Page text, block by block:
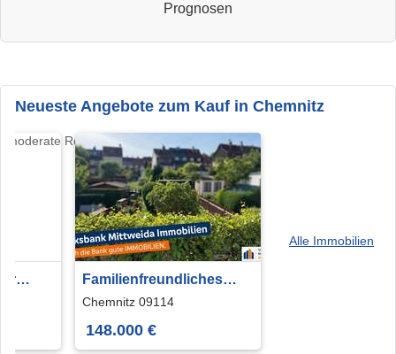
Prognosen
Neueste Angebote zum Kauf in Chemnitz
Familienfreundliches
Haus in ruhiger Lage mit
Garten!
Chemnitz 09114
148.000 €
Alle Immobilien